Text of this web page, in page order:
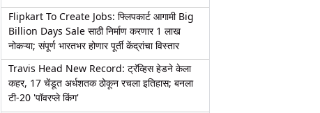
Flipkart To Create Jobs: फ्लिपकार्ट आगामी Big
Billion Days Sale साठी निर्माण करणार 1 लाख
नोकऱ्या; संपूर्ण भारतभर होणार पूर्ती केंद्रांचा विस्तार
Travis Head New Record: ट्रॅव्हिस हेडने केला
कहर, 17 चेंडूत अर्धशतक ठोकून रचला इतिहास; बनला
टी-20 'पॉवरप्ले किंग'